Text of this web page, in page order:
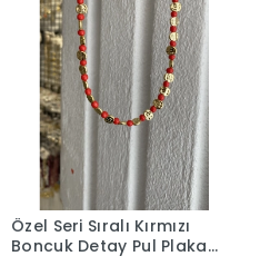
Sepete Ekle
Özel Seri Sıralı Kırmızı
Boncuk Detay Pul Plaka